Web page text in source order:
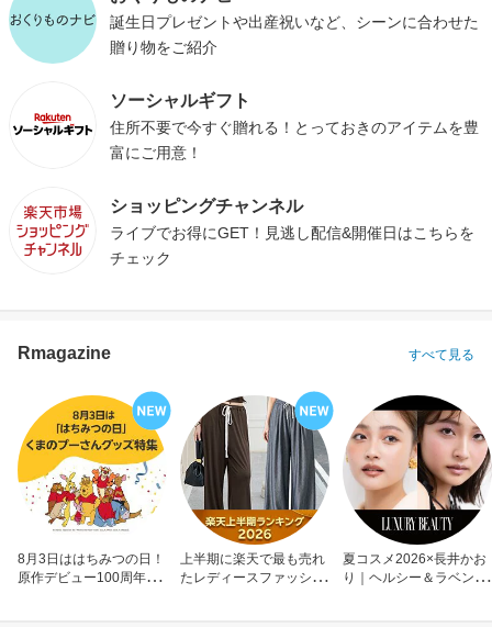
誕生日プレゼントや出産祝いなど、シーンに合わせた
贈り物をご紹介
ソーシャルギフト
住所不要で今すぐ贈れる！とっておきのアイテムを豊
富にご用意！
ショッピングチャンネル
ライブでお得にGET！見逃し配信&開催日はこちらを
チェック
Rmagazine すべて見る
8月3日ははちみつの日！
原作デビュー100周年も
上半期に楽天で最も売れ
たレディースファッショ
夏コスメ2026×長井かお
り｜ヘルシー＆ラベンダ